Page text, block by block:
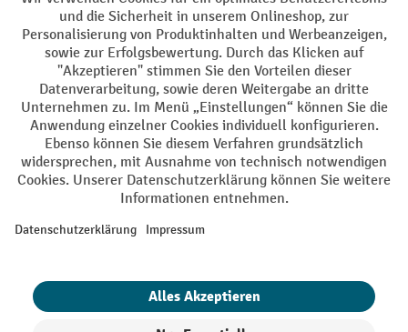
DE FR
AGB Impressum Datenschutz Privacy Settings
Alle Preise exkl. gesetzl. Mehrwertsteuer zzgl.Versandkostenund ggf.
Nachnahmegebühren, wenn nicht anders angegeben.
¹ Der Rabatt gilt so lange der Vorrat reicht. Der Rabatt gilt nicht auf
oder Gutscheinen ist nicht möglich. | ² Der Rabatt wird einmalig bei
eingelöst werden. Die Höhe des Rabatts variiert je nach
Produktkategorie und beträgt bis zu 10 % (10 % auf Lager, Umwelt,